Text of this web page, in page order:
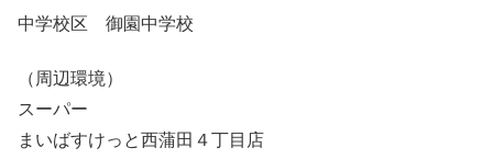
中学校区 御園中学校
（周辺環境）
スーパー
まいばすけっと西蒲田４丁目店